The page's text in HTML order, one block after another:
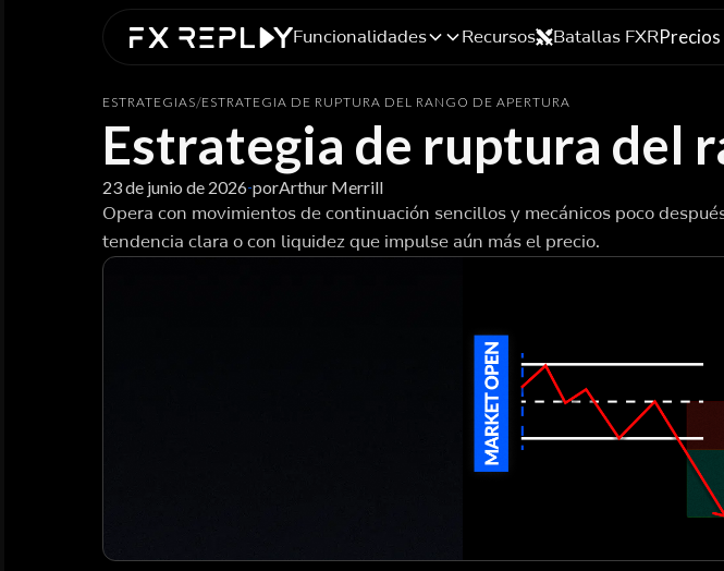
Funcionalidades Recursos Batallas FXRPrecios
ESTRATEGIAS/ESTRATEGIA DE RUPTURA DEL RANGO DE APERTURA
Estrategia de ruptura del
23 de junio de 2026-porArthur Merrill
Opera con movimientos de continuación sencillos y mecánicos poco
tendencia clara o con liquidez que impulse aún más el precio.